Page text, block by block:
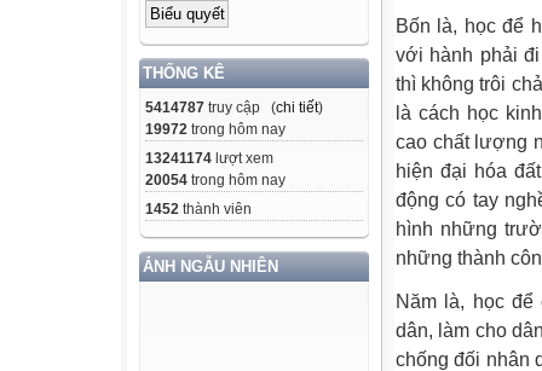
THỐNG KÊ
5414787 truy cập (chi tiết)
19972 trong hôm nay
13241174 lượt xem
20054 trong hôm nay
1452 thành viên
ẢNH NGẪU NHIÊN
Bốn là, học để
với hành phải
thì không trôi
là cách học
cao chất lượng
hiện đại hóa
động có tay
hình những
những thành
Năm là, học để
dân, làm cho
chống đối nhân